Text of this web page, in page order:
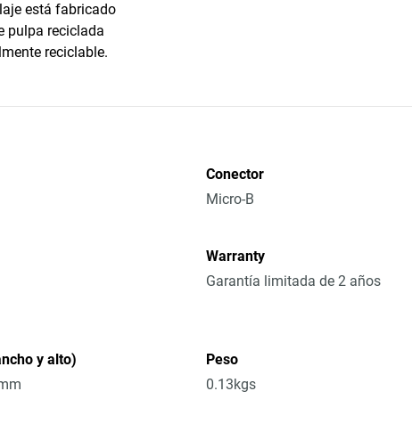
está fabricado
pulpa reciclada
reciclable.
Conector
Micro-B
Warranty
Garantía limitada de 2 años
y alto)
Peso
0.13kgs